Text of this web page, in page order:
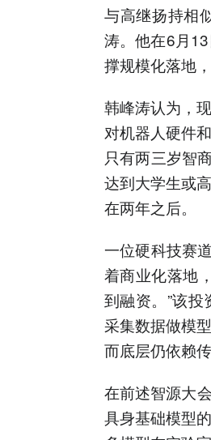
与高继扬持相
涛。他在6月
撑规模化落地
韩峰涛认为，
对机器人硬件
只有两三岁智
达到大学生或
在两年之后。
一位硬科技赛
着商业化落地
到融资。”该
采集数据做模
而底层仍依赖
在前述智源大
具身基础模型